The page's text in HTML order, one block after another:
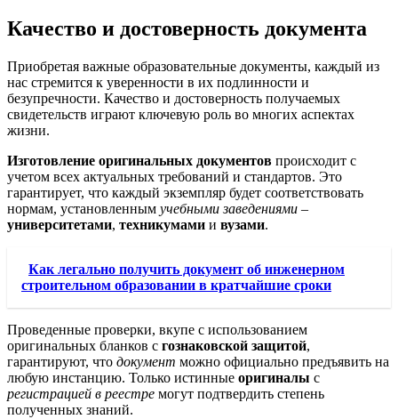
Качество и достоверность документа
Приобретая важные образовательные документы, каждый из
нас стремится к уверенности в их подлинности и
безупречности. Качество и достоверность получаемых
свидетельств играют ключевую роль во многих аспектах
жизни.
Изготовление оригинальных документов происходит с
учетом всех актуальных требований и стандартов. Это
гарантирует, что каждый экземпляр будет соответствовать
нормам, установленным учебными заведениями –
университетами, техникумами и вузами.
Как легально получить документ об инженерном
строительном образовании в кратчайшие сроки
Проведенные проверки, вкупе с использованием
оригинальных бланков с гознаковской защитой,
гарантируют, что документ можно официально предъявить на
любую инстанцию. Только истинные оригиналы с
регистрацией в реестре могут подтвердить степень
полученных знаний.